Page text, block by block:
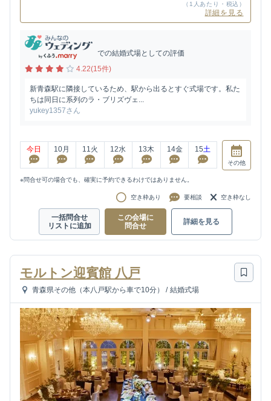
（1人あたり・税込）
詳細を見る
での結婚式場としての評価
4.22(15件)
新青森駅に隣接しているため、駅から出るとすぐ式場です。私た
ちは同日に系列のラ・ブリズヴェ...
yukey1357さん
今日 10月 11火 12水 13木 14金 15土
その他
※問合せ可の場合でも、確実に予約できるわけではありません。
空き枠あり 要相談 空き枠なし
一括問合せ
リストに追加
この会場に
問合せ
詳細を見る
モルトン迎賓館 八戸
青森県その他（本八戸駅から車で10分） / 結婚式場